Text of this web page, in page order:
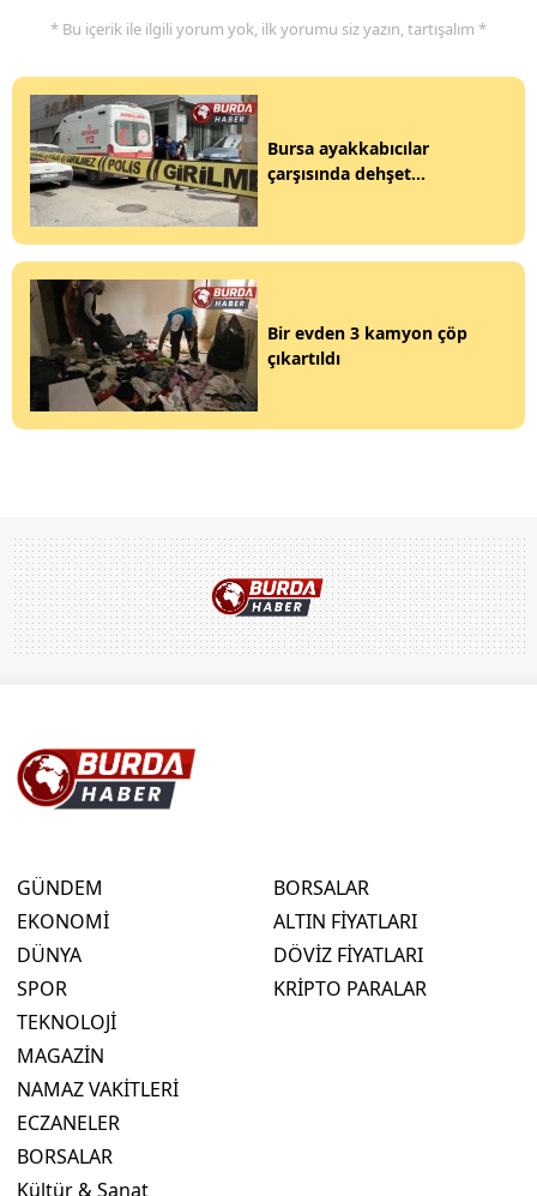
* Bu içerik ile ilgili yorum yok, ilk yorumu siz yazın, tartışalım *
Bursa ayakkabıcılar
çarşısında dehşet...
Bir evden 3 kamyon çöp
çıkartıldı
GÜNDEM
EKONOMİ
DÜNYA
SPOR
TEKNOLOJİ
MAGAZİN
NAMAZ VAKİTLERİ
ECZANELER
BORSALAR
Kültür & Sanat
BORSALAR
ALTIN FİYATLARI
DÖVİZ FİYATLARI
KRİPTO PARALAR